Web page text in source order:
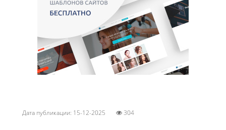
Дата публикации: 15-12-2025 304